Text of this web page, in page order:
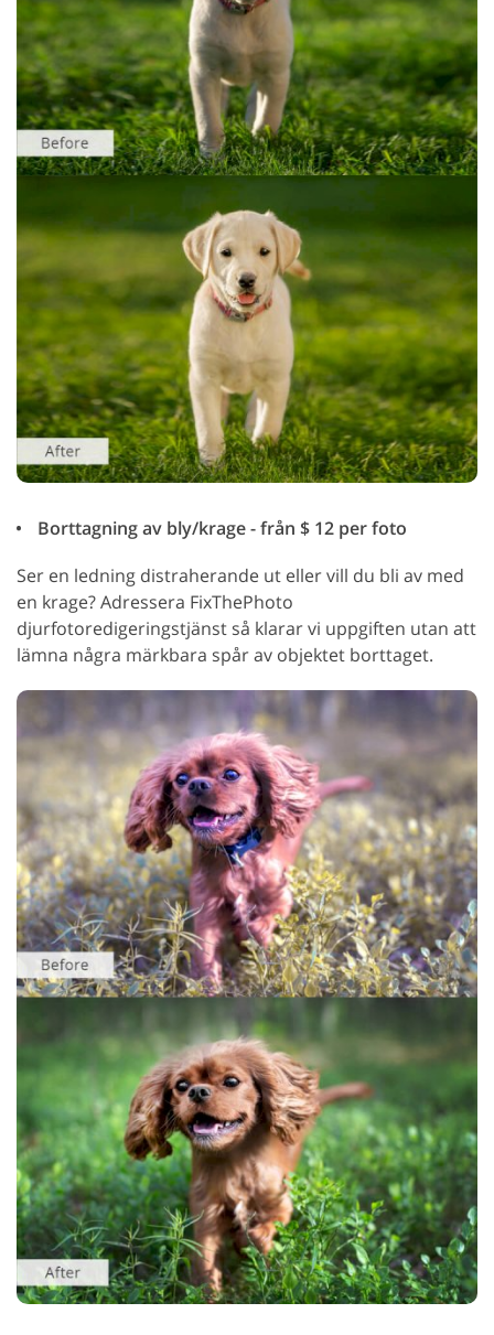
Borttagning av bly/krage - från $ 12 per foto
Ser en ledning distraherande ut eller vill du bli av med
en krage? Adressera FixThePhoto
djurfotoredigeringstjänst så klarar vi uppgiften utan att
lämna några märkbara spår av objektet borttaget.